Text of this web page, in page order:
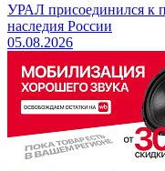
УРАЛ присоединился к
наследия России
05.08.2026